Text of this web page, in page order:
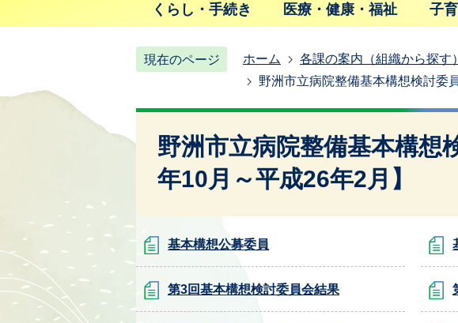
くらし・手続き 医療・健康・福祉 子
現在のページ ホーム 各課の案内（組織から探す）
野洲市立病院整備基本構想検討委
野洲市立病院整備基本構想
年10月～平成26年2月】
基本構想公募委員
第3回基本構想検討委員会結果